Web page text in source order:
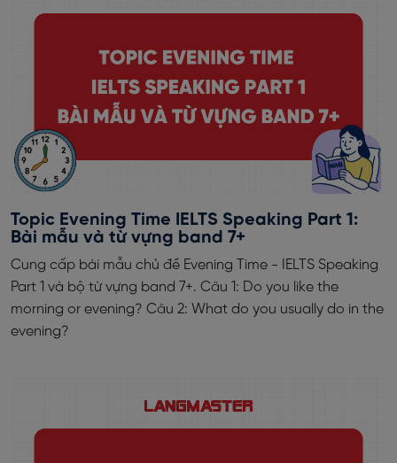
Topic Evening Time IELTS Speaking Part 1:
Bài mẫu và từ vựng band 7+
Cung cấp bài mẫu chủ đề Evening Time - IELTS Speaking
Part 1 và bộ từ vựng band 7+. Câu 1: Do you like the
morning or evening? Câu 2: What do you usually do in the
evening?